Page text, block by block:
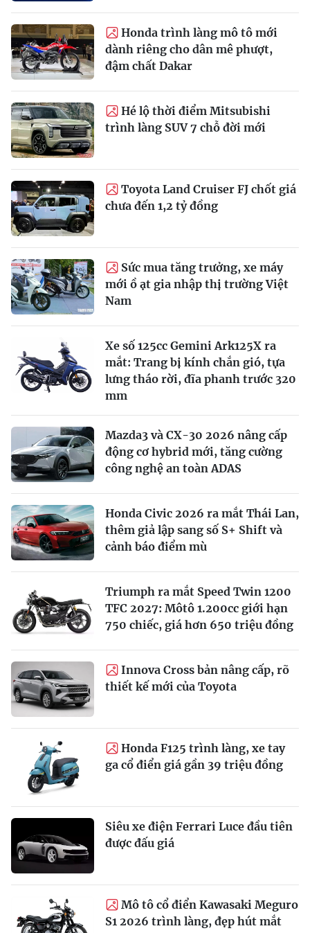
Honda trình làng mô tô mới
dành riêng cho dân mê phượt,
đậm chất Dakar
Hé lộ thời điểm Mitsubishi
trình làng SUV 7 chỗ đời mới
Toyota Land Cruiser FJ chốt giá
chưa đến 1,2 tỷ đồng
Sức mua tăng trưởng, xe máy
mới ồ ạt gia nhập thị trường Việt
Nam
Xe số 125cc Gemini Ark125X ra
mắt: Trang bị kính chắn gió, tựa
lưng tháo rời, đĩa phanh trước 320
mm
Mazda3 và CX-30 2026 nâng cấp
động cơ hybrid mới, tăng cường
công nghệ an toàn ADAS
Honda Civic 2026 ra mắt Thái Lan,
thêm giả lập sang số S+ Shift và
cảnh báo điểm mù
Triumph ra mắt Speed Twin 1200
TFC 2027: Môtô 1.200cc giới hạn
750 chiếc, giá hơn 650 triệu đồng
Innova Cross bản nâng cấp, rõ
thiết kế mới của Toyota
Honda F125 trình làng, xe tay
ga cổ điển giá gần 39 triệu đồng
Siêu xe điện Ferrari Luce đầu tiên
được đấu giá
Mô tô cổ điển Kawasaki Meguro
S1 2026 trình làng, đẹp hút mắt